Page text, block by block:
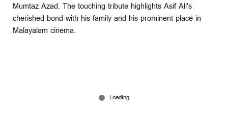
Mumtaz Azad. The touching tribute highlights Asif Ali's
cherished bond with his family and his prominent place in
Malayalam cinema.